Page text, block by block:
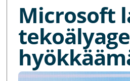
Microsoft